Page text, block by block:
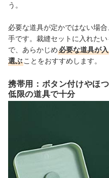
う。
必要な道具が定かではない場
手です。裁縫セットに入れた
で、あらかじめ必要な道具が
選ぶ ことをおすすめします。
携帯用：ボタン付けやほ
低限の道具で十分